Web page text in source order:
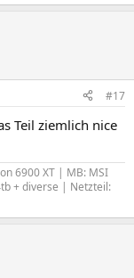
#17
Teil ziemlich nice
6900 XT | MB: MSI
+ diverse | Netzteil: